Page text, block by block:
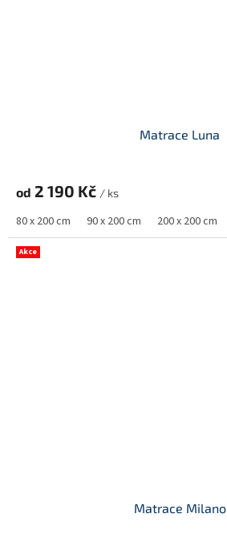
Matrace Luna
od 2 190 Kč / ks
80 x 200 cm 90 x 200 cm 200 x 200 cm
Akce
Matrace Milano